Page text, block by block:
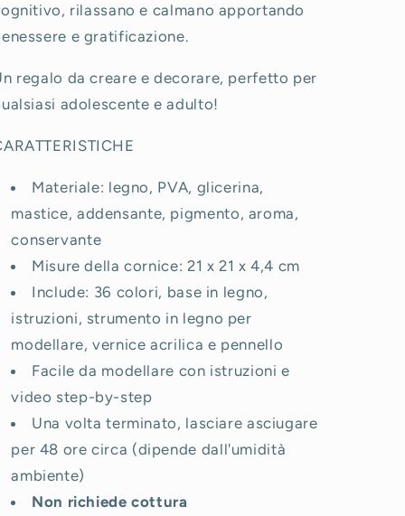
rilassano e calmano apportando
e gratificazione.
regalo da creare e decorare, perfetto per
adolescente e adulto!
Materiale: legno, PVA, glicerina,
mastice, addensante, pigmento, aroma,
conservante
Misure della cornice: 21 x 21 x 4,4 cm
Include: 36 colori, base in legno,
istruzioni, strumento in legno per
modellare, vernice acrilica e pennello
Facile da modellare con istruzioni e
video step-by-step
Una volta terminato, lasciare asciugare
per 48 ore circa (dipende dall'umidità
ambiente)
Non richiede cottura